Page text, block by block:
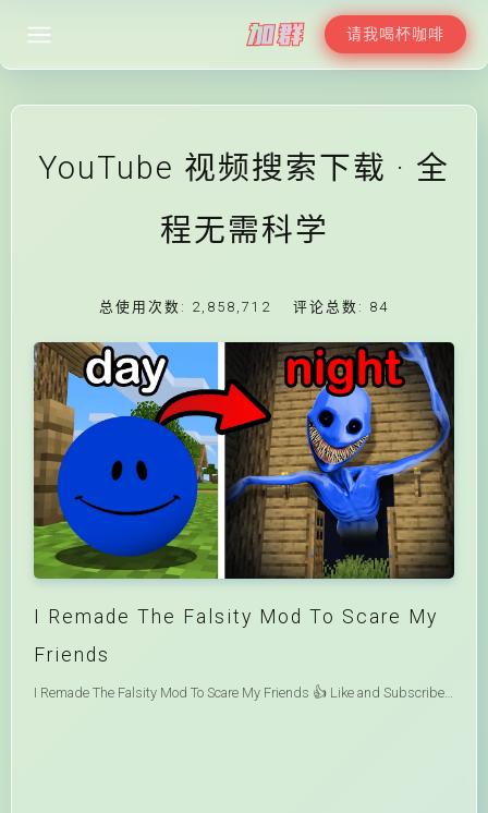
请我喝杯咖啡
YouTube 视频搜索下载 · 全
程无需科学
总使用次数: 2,858,712 评论总数: 84
I Remade The Falsity Mod To Scare My
Friends